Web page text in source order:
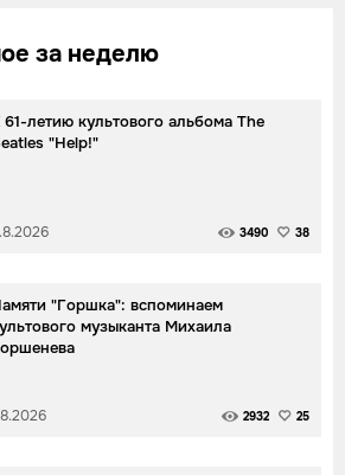
за неделю
61-летию культового альбома The
"Help!"
3490 38
"Горшка": вспоминаем
музыканта Михаила
2932 25